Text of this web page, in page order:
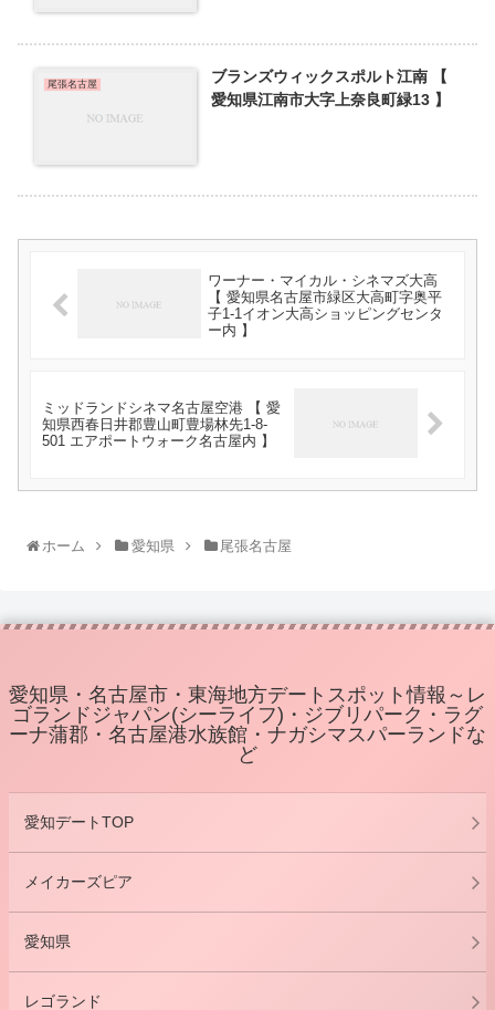
尾張名古屋
ブランズウィックスポルト江南 【
愛知県江南市大字上奈良町緑13 】
ワーナー・マイカル・シネマズ大高
【 愛知県名古屋市緑区大高町字奥平
子1-1イオン大高ショッピングセンタ
ー内 】
ミッドランドシネマ名古屋空港 【 愛
知県西春日井郡豊山町豊場林先1-8-
501 エアポートウォーク名古屋内 】
ホーム 愛知県 尾張名古屋
愛知県・名古屋市・東海地方デートスポット情報～レ
ゴランドジャパン(シーライフ)・ジブリパーク・ラグ
ーナ蒲郡・名古屋港水族館・ナガシマスパーランドな
ど
愛知デートTOP
メイカーズピア
愛知県
レゴランド